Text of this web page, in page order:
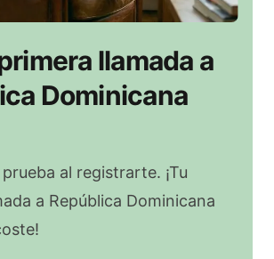
llamada a
Dominicana
al registrarte. ¡Tu
a República Dominicana